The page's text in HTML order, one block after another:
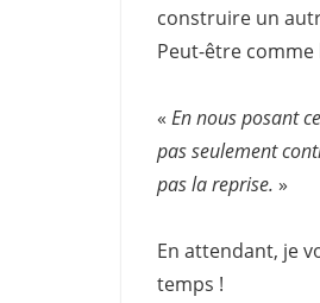
construire un
Peut-être
« En nous posant
pas seulement
pas la reprise. »
En attendant, je
temps !